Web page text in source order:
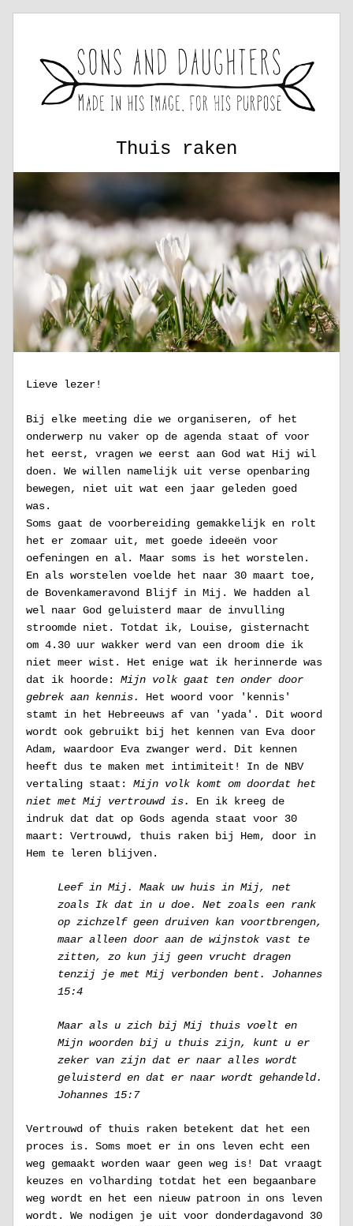
Thuis raken
Lieve lezer!
Bij elke meeting die we organiseren, of het
onderwerp nu vaker op de agenda staat of voor
het eerst, vragen we eerst aan God wat Hij wil
doen. We willen namelijk uit verse openbaring
bewegen, niet uit wat een jaar geleden goed
was.
Soms gaat de voorbereiding gemakkelijk en rolt
het er zomaar uit, met goede ideeën voor
oefeningen en al. Maar soms is het worstelen.
En als worstelen voelde het naar 30 maart toe,
de Bovenkameravond Blijf in Mij. We hadden al
wel naar God geluisterd maar de invulling
stroomde niet. Totdat ik, Louise, gisternacht
om 4.30 uur wakker werd van een droom die ik
niet meer wist. Het enige wat ik herinnerde was
dat ik hoorde: Mijn volk gaat ten onder door
gebrek aan kennis. Het woord voor 'kennis'
stamt in het Hebreeuws af van 'yada'. Dit woord
wordt ook gebruikt bij het kennen van Eva door
Adam, waardoor Eva zwanger werd. Dit kennen
heeft dus te maken met intimiteit! In de NBV
vertaling staat: Mijn volk komt om doordat het
niet met Mij vertrouwd is. En ik kreeg de
indruk dat dat op Gods agenda staat voor 30
maart: Vertrouwd, thuis raken bij Hem, door in
Hem te leren blijven.
Leef in Mij. Maak uw huis in Mij, net
zoals Ik dat in u doe. Net zoals een rank
op zichzelf geen druiven kan voortbrengen,
maar alleen door aan de wijnstok vast te
zitten, zo kun jij geen vrucht dragen
tenzij je met Mij verbonden bent. Johannes
15:4
Maar als u zich bij Mij thuis voelt en
Mijn woorden bij u thuis zijn, kunt u er
zeker van zijn dat er naar alles wordt
geluisterd en dat er naar wordt gehandeld.
Johannes 15:7
Vertrouwd of thuis raken betekent dat het een
proces is. Soms moet er in ons leven echt een
weg gemaakt worden waar geen weg is! Dat vraagt
keuzes en volharding totdat het een begaanbare
weg wordt en het een nieuw patroon in ons leven
wordt. We nodigen je uit voor donderdagavond 30